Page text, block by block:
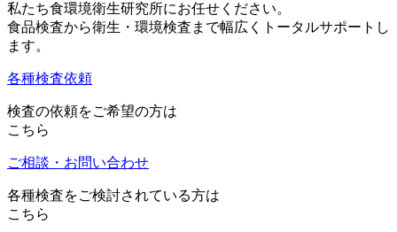
私たち食環境衛生研究所にお任せください。
食品検査から衛生・環境検査まで幅広くトータルサポートし
ます。
各種検査依頼
検査の依頼をご希望の方は
こちら
ご相談・お問い合わせ
各種検査をご検討されている方は
こちら